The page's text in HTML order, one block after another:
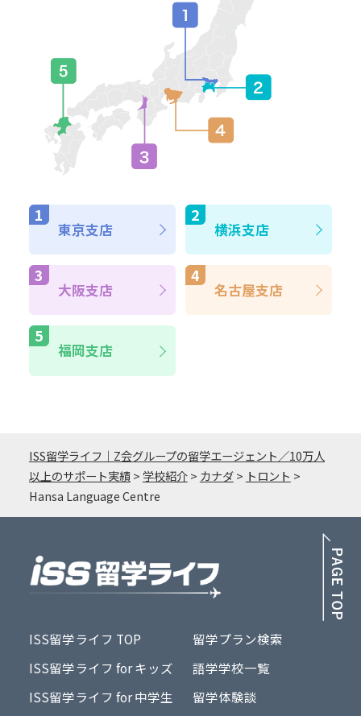
東京支店 横浜支店
大阪支店 名古屋支店
福岡支店
ISS留学ライフ｜Z会グループの留学エージェント／10万人
以上のサポート実績> 学校紹介> カナダ> トロント >
Hansa Language Centre
ISS留学ライフ TOP
ISS留学ライフ for キッズ
ISS留学ライフ for 中学生
留学プラン検索
語学学校一覧
留学体験談